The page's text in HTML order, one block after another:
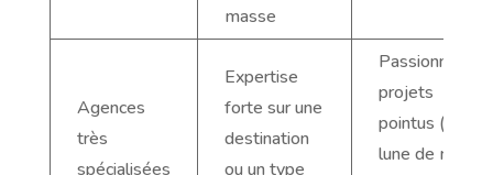
masse
Agences
très
spécialisées
Expertise
forte sur une
destination
ou un type
Passionnés,
projets
pointus (trek,
lune de miel,